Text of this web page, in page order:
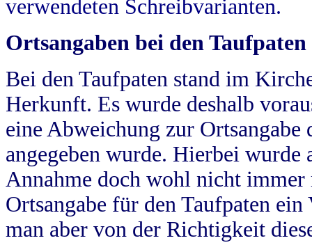
verwendeten Schreibvarianten.
Ortsangaben bei den Taufpaten
Bei den Taufpaten stand im
Herkunft. Es wurde deshalb
eine Abweichung zur
angegeben wurde. Hierbei wurde
Annahme doch wohl nicht
Ortsangabe für den Taufpaten
man aber von der Richtigkeit